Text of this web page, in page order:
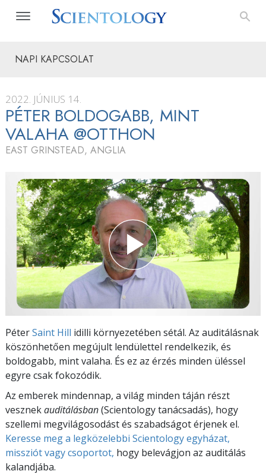
NAPI KAPCSOLAT
2022. JÚNIUS 14.
PÉTER BOLDOGABB, MINT
VALAHA @OTTHON
EAST GRINSTEAD, ANGLIA
PéterSaint Hill idilli környezetében sétál. Az auditálásnak
köszönhetően megújult lendülettel rendelkezik, és
boldogabb, mint valaha. És ez az érzés minden üléssel
egyre csak fokozódik.
Az emberek mindennap, a világ minden táján részt
vesznekauditálásban(Scientology tanácsadás), hogy
szellemi megvilágosodást és szabadságot érjenek el.
Keresse meg a legközelebbi Scientology egyházat,
missziót vagy csoportot, hogy belevágjon az auditálás
kalandjába.